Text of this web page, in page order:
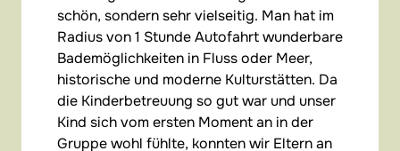
schön, sondern sehr vielseitig. Man hat im
Radius von 1 Stunde Autofahrt wunderbare
Bademöglichkeiten in Fluss oder Meer,
historische und moderne Kulturstätten. Da
die Kinderbetreuung so gut war und unser
Kind sich vom ersten Moment an in der
Gruppe wohl fühlte, konnten wir Eltern an